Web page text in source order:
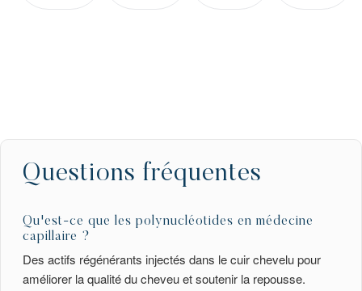
Questions fréquentes
Qu'est-ce que les polynucléotides en médecine
capillaire ?
Des actifs régénérants injectés dans le cuir chevelu pour
améliorer la qualité du cheveu et soutenir la repousse.